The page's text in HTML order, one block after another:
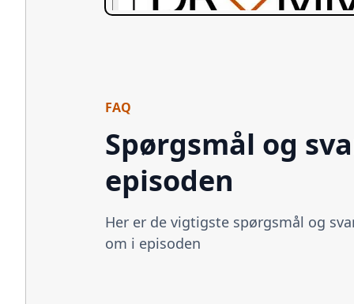
FAQ
Spørgsmål og
episoden
Her er de vigtigste spørgsmål og
om i episoden